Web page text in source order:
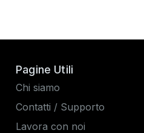
Pagine Utili
Chi siamo
Contatti / Supporto
Lavora con noi